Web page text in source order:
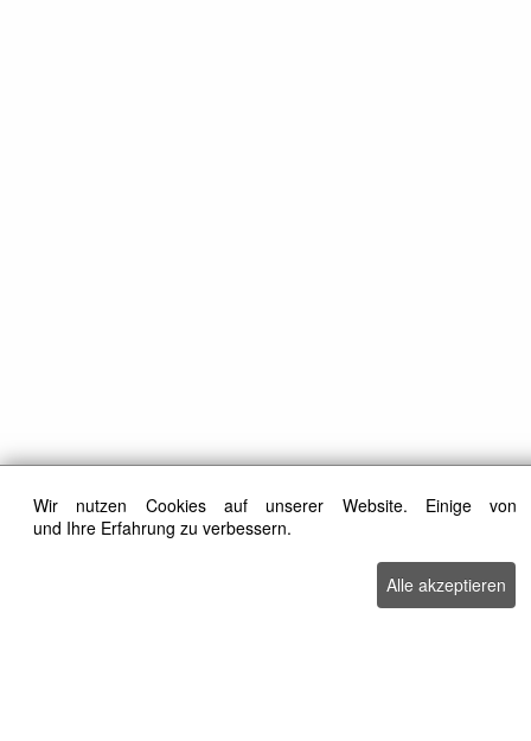
Wir nutzen Cookies auf unserer Website. Einige
und Ihre Erfahrung zu verbessern.
Alle akzeptieren